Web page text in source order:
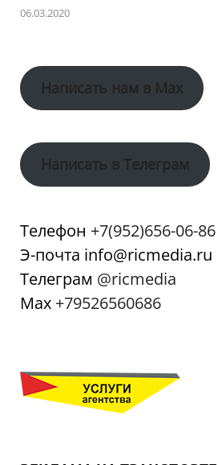
06.03.2020
Написать нам в Max
Написать в Телеграм
Телефон +7(952)656-06-86
Э-почта info@ricmedia.ru
Телеграм @ricmedia
Мах +79526560686